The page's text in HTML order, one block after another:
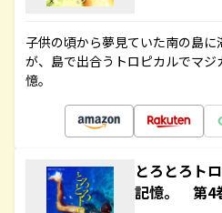
子供の頃から夢見ていた南の島
が、島で出合うトロピカルでマ
憶。
とろとろト
記憶。 第4